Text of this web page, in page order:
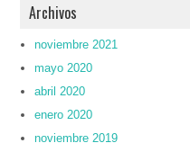
Archivos
noviembre 2021
mayo 2020
abril 2020
enero 2020
noviembre 2019